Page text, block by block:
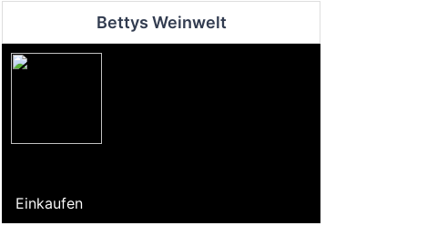
Bettys Weinwelt
Einkaufen